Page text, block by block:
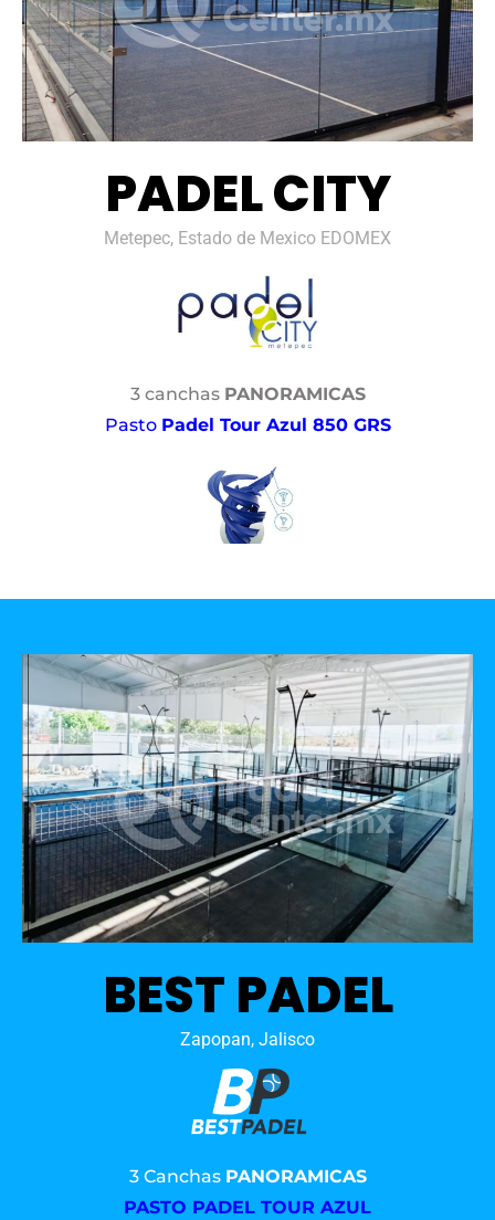
PADEL CITY
Metepec, Estado de Mexico EDOMEX
3 canchas PANORAMICAS
Pasto Padel Tour Azul 850 GRS
BEST PADEL
Zapopan, Jalisco
3 Canchas PANORAMICAS
PASTO PADEL TOUR AZUL